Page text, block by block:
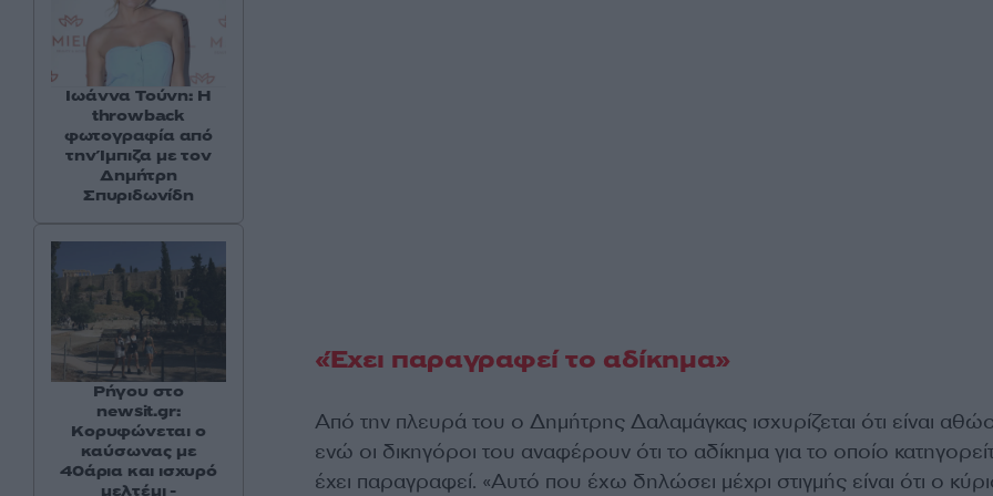
«Έχει παραγραφεί το αδίκημα»
Από την πλευρά του ο Δημήτρης Δαλαμάγκας ισχυρίζεται ότι είναι
ενώ οι δικηγόροι του αναφέρουν ότι το αδίκημα για το οποίο
έχει παραγραφεί. «Αυτό που έχω δηλώσει μέχρι στιγμής είναι ότι ο
Ιωάννα Τούνη: Η
throwback
φωτογραφία από
την Ίμπιζα με τον
Δημήτρη
Σπυριδωνίδη
Ρήγου στο
newsit.gr:
Κορυφώνεται ο
καύσωνας με
40άρια και ισχυρό
μελτέμι -